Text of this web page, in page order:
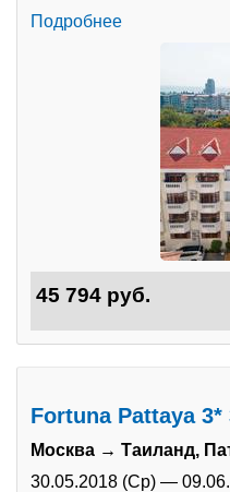
Автобусные туры
Туры на пароме
Туристическая
О компании
Подробнее
45 794 руб.
Fortuna Pattaya 3*
Москва → Таиланд,
30.05.2018 (Ср) —